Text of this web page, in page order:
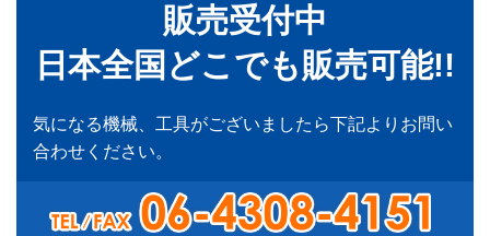
販売受付中
日本全国どこでも販売可能!!
気になる機械、工具がございましたら下記よりお問い
合わせください。